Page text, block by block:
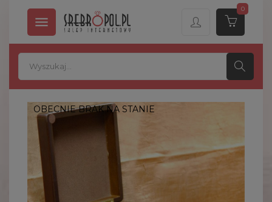

0
OBECNIE BRAK NA STANIE